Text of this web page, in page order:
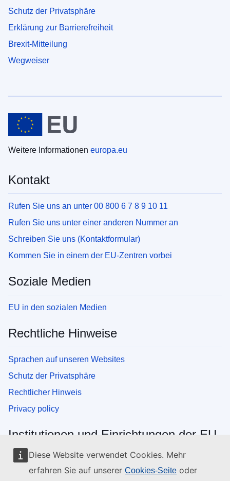
Diese Website verwendet Cookies. Mehr
erfahren Sie auf unserer Cookies-Seite oder
Schutz der Privatsphäre
Erklärung zur Barrierefreiheit
Brexit-Mitteilung
Wegweiser
Weitere Informationen europa.eu
Kontakt
Rufen Sie uns an unter 00 800 6 7 8 9 10 11
Rufen Sie uns unter einer anderen Nummer an
Schreiben Sie uns (Kontaktformular)
Kommen Sie in einem der EU-Zentren vorbei
Soziale Medien
EU in den sozialen Medien
Rechtliche Hinweise
Sprachen auf unseren Websites
Schutz der Privatsphäre
Rechtlicher Hinweis
Privacy policy
Institutionen und Einrichtungen der EU
Suche nach Institutionen und Einrichtungen der EU